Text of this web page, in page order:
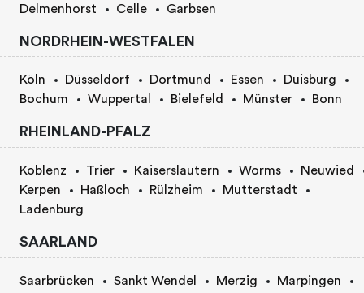
Delmenhorst
Celle Garbsen
NORDRHEIN-WESTFALEN
Köln Düsseldorf Dortmund Essen
Duisburg
Bochum
Wuppertal Bielefeld Münster Bonn
RHEINLAND-PFALZ
Koblenz Trier Kaiserslautern Worms
Neuwied
Kerpen
Haßloch Rülzheim
Mutterstadt
Ladenburg
SAARLAND
Saarbrücken Sankt Wendel Merzig
Marpingen